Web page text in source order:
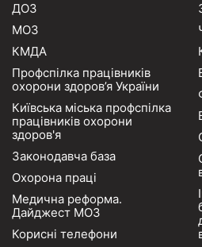
ДОЗ
МОЗ
КМДА
Профспілка працівників
охорони здоров’я України
Київська міська профспілка
працівників охорони
здоров'я
Законодавча база
Охорона праці
Медична реформа.
Дайджест МОЗ
Корисні телефони